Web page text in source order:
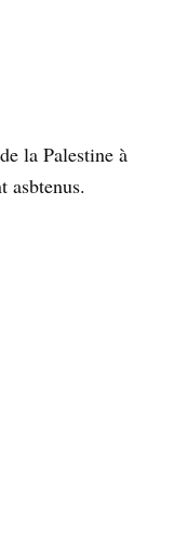
la Palestine à
asbtenus.